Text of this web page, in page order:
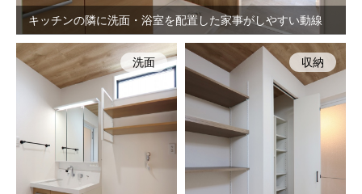
キッチンの隣に洗面・浴室を配置した家事がしやすい動線
洗面 収納